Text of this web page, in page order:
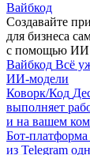
Вайбкод
Создавайте
для бизнеса
с помощью ИИ
Вайбкод Всё
ИИ-модели
Коворк/Код
выполняет
и на вашем
Бот-платформа
из Telegram